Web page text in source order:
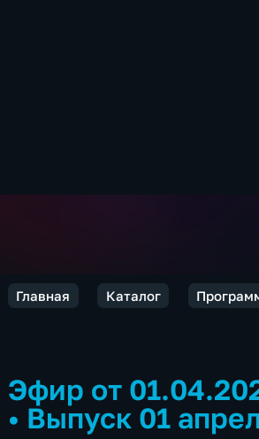
Главная Каталог
Эфир от
• Выпуск 01